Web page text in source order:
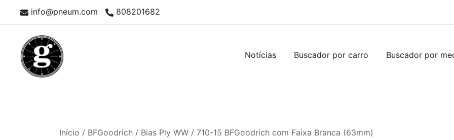
info@pneum.com 808201682
Notícias Buscador por carro Buscador por
Início / BFGoodrich / Bias Ply WW / 710-15 BFGoodrich com Faixa Branca (63mm)